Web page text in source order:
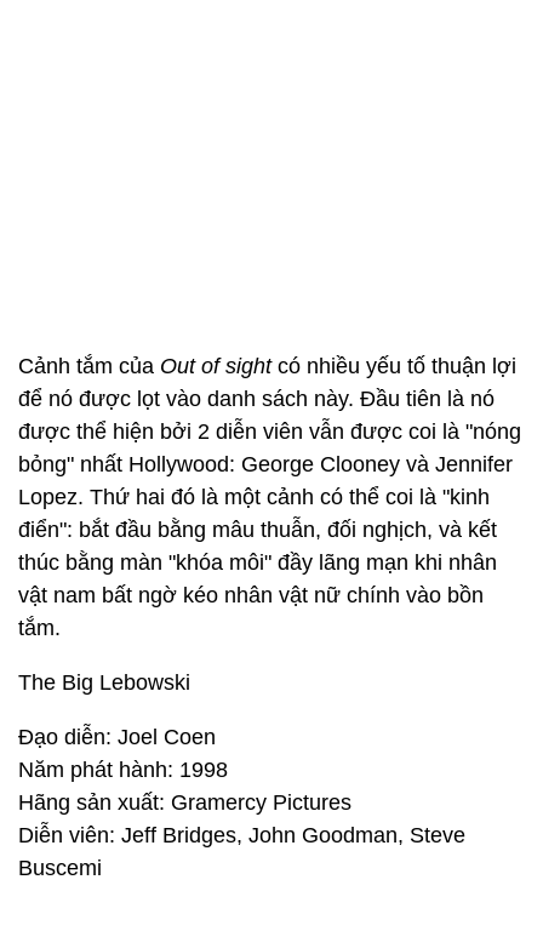
Cảnh tắm của Out of sightcó nhiều yếu tố thuận lợi
để nó được lọt vào danh sách này. Đầu tiên là nó
được thể hiện bởi 2 diễn viên vẫn được coi là "nóng
bỏng" nhất Hollywood: George Clooney và Jennifer
Lopez. Thứ hai đó là một cảnh có thể coi là "kinh
điển": bắt đầu bằng mâu thuẫn, đối nghịch, và kết
thúc bằng màn "khóa môi" đầy lãng mạn khi nhân
vật nam bất ngờ kéo nhân vật nữ chính vào bồn
tắm.
The Big Lebowski
Đạo diễn: Joel Coen
Năm phát hành: 1998
Hãng sản xuất: Gramercy Pictures
Diễn viên: Jeff Bridges, John Goodman, Steve
Buscemi